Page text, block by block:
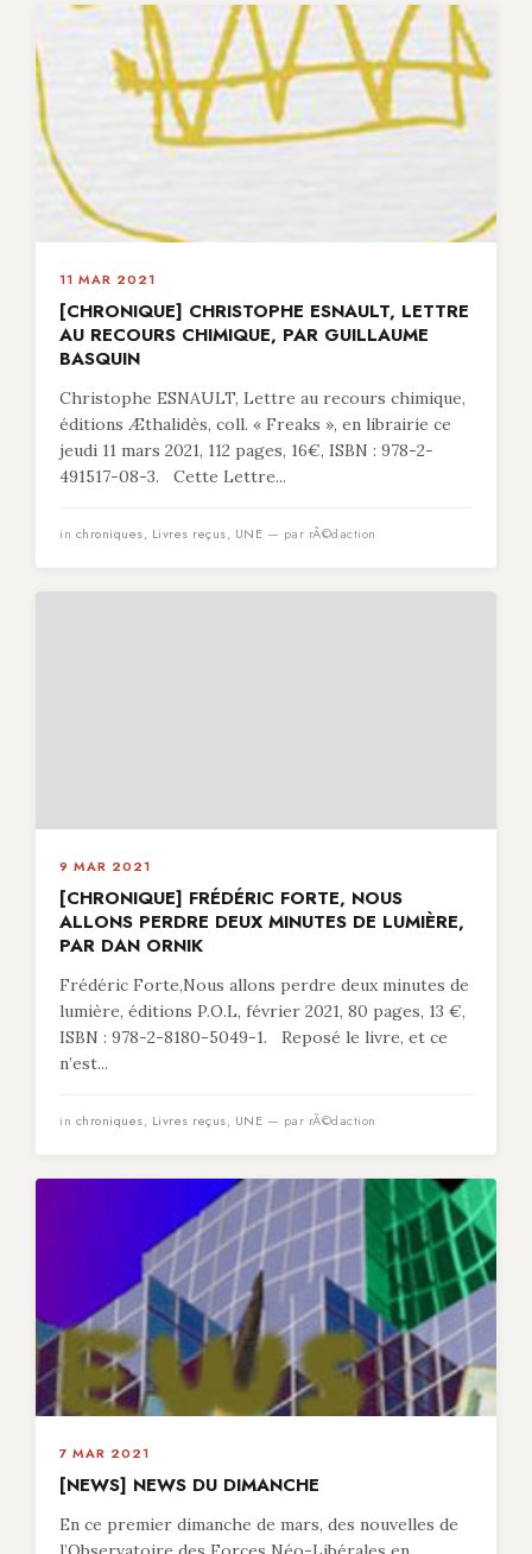
11 MAR 2021
[CHRONIQUE] CHRISTOPHE ESNAULT, LETTRE
AU RECOURS CHIMIQUE, PAR GUILLAUME
BASQUIN
Christophe ESNAULT, Lettre au recours chimique,
éditions Æthalidès, coll. « Freaks », en librairie ce
jeudi 11 mars 2021, 112 pages, 16€, ISBN : 978-2-
491517-08-3. Cette Lettre...
in chroniques, Livres reçus, UNE — par rÃ©daction
9 MAR 2021
[CHRONIQUE] FRÉDÉRIC FORTE, NOUS
ALLONS PERDRE DEUX MINUTES DE LUMIÈRE,
PAR DAN ORNIK
Frédéric Forte,Nous allons perdre deux minutes de
lumière, éditions P.O.L, février 2021, 80 pages, 13 €,
ISBN : 978-2-8180-5049-1. Reposé le livre, et ce
n’est...
in chroniques, Livres reçus, UNE — par rÃ©daction
7 MAR 2021
[NEWS] NEWS DU DIMANCHE
En ce premier dimanche de mars, des nouvelles de